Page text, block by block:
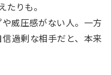
たりも。
威圧感がない人。一方
過剰な相手だと、本来